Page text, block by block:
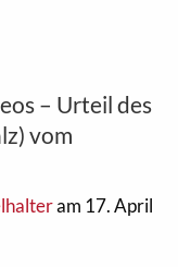
– Urteil des
vom
am 17. April